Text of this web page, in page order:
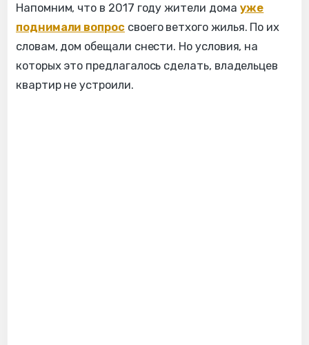
Напомним, что в 2017 году жители дома уже
поднимали вопроссвоего ветхого жилья. По их
словам, дом обещали снести. Но условия, на
которых это предлагалось сделать, владельцев
квартир не устроили.